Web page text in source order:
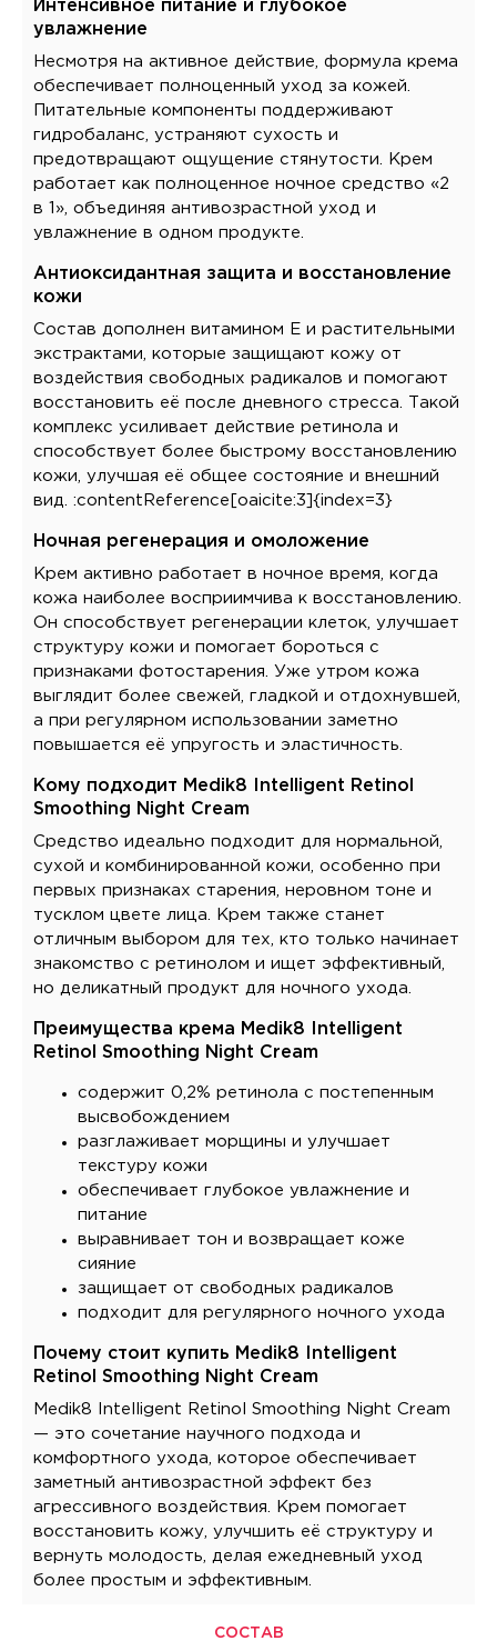
Интенсивное питание и глубокое
увлажнение
Несмотря на активное действие, формула крема
обеспечивает полноценный уход за кожей.
Питательные компоненты поддерживают
гидробаланс, устраняют сухость и
предотвращают ощущение стянутости. Крем
работает как полноценное ночное средство «2
в 1», объединяя антивозрастной уход и
увлажнение в одном продукте.
Антиоксидантная защита и восстановление
кожи
Состав дополнен витамином E и растительными
экстрактами, которые защищают кожу от
воздействия свободных радикалов и помогают
восстановить её после дневного стресса. Такой
комплекс усиливает действие ретинола и
способствует более быстрому восстановлению
кожи, улучшая её общее состояние и внешний
вид. :contentReference[oaicite:3]{index=3}
Ночная регенерация и омоложение
Крем активно работает в ночное время, когда
кожа наиболее восприимчива к восстановлению.
Он способствует регенерации клеток, улучшает
структуру кожи и помогает бороться с
признаками фотостарения. Уже утром кожа
выглядит более свежей, гладкой и отдохнувшей,
а при регулярном использовании заметно
повышается её упругость и эластичность.
Кому подходит Medik8 Intelligent Retinol
Smoothing Night Cream
Средство идеально подходит для нормальной,
сухой и комбинированной кожи, особенно при
первых признаках старения, неровном тоне и
тусклом цвете лица. Крем также станет
отличным выбором для тех, кто только начинает
знакомство с ретинолом и ищет эффективный,
но деликатный продукт для ночного ухода.
Преимущества крема Medik8 Intelligent
Retinol Smoothing Night Cream
содержит 0,2% ретинола с постепенным
высвобождением
разглаживает морщины и улучшает
текстуру кожи
обеспечивает глубокое увлажнение и
питание
выравнивает тон и возвращает коже
сияние
защищает от свободных радикалов
подходит для регулярного ночного ухода
Почему стоит купить Medik8 Intelligent
Retinol Smoothing Night Cream
Medik8 Intelligent Retinol Smoothing Night Cream
— это сочетание научного подхода и
комфортного ухода, которое обеспечивает
заметный антивозрастной эффект без
агрессивного воздействия. Крем помогает
восстановить кожу, улучшить её структуру и
вернуть молодость, делая ежедневный уход
более простым и эффективным.
СОСТАВ